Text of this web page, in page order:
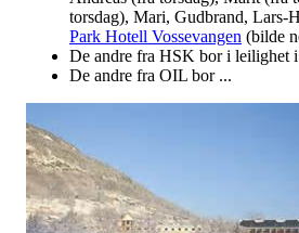
torsdag), Mari, Gudbrand, Lars-
Park Hotell Vossevangen (bilde
De andre fra HSK bor i leilighet i
De andre fra OIL bor ...